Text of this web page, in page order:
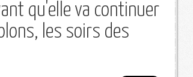
qu'elle va continuer
les soirs des